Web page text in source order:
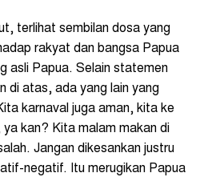
terlihat sembilan dosa yang
rakyat dan bangsa Papua
asli Papua. Selain statemen
di atas, ada yang lain yang
karnaval juga aman, kita ke
kan? Kita malam makan di
Jangan dikesankan justru
negatif. Itu merugikan Papua